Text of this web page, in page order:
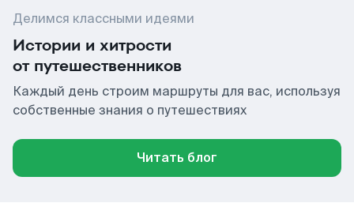
Делимся классными идеями
Истории и хитрости
от путешественников
Каждый день строим маршруты для вас, используя
собственные знания о путешествиях
Читать блог